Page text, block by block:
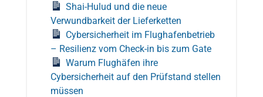
Shai-Hulud und die neue
Verwundbarkeit der Lieferketten
Cybersicherheit im Flughafenbetrieb
– Resilienz vom Check-in bis zum Gate
Warum Flughäfen ihre
Cybersicherheit auf den Prüfstand stellen
müssen